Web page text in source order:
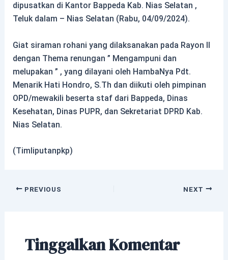
dipusatkan di Kantor Bappeda Kab. Nias Selatan ,
Teluk dalam – Nias Selatan (Rabu, 04/09/2024).
Giat siraman rohani yang dilaksanakan pada Rayon II
dengan Thema renungan ” Mengampuni dan
melupakan ” , yang dilayani oleh HambaNya Pdt.
Menarik Hati Hondro, S.Th dan diikuti oleh pimpinan
OPD/mewakili beserta staf dari Bappeda, Dinas
Kesehatan, Dinas PUPR, dan Sekretariat DPRD Kab.
Nias Selatan.
(Timliputanpkp)
PREVIOUS NEXT
Tinggalkan Komentar